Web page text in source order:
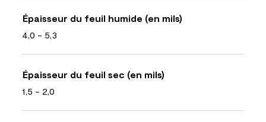
Épaisseur du feuil humide (en mils)
4,0 - 5,3
Épaisseur du feuil sec (en mils)
1,5 - 2,0